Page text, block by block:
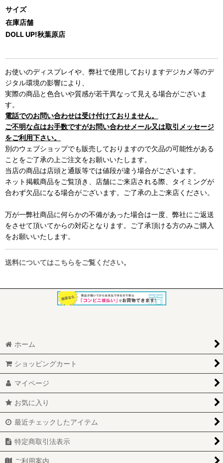
サイズ
在庫店舗
DOLL UP!秋葉原店
お使いのディスプレイや、弊社で使用しておりますデジカメ等のデ
ジタル環境の影響により、
実際の商品と色合いや質感が若干異なって見える場合がございま
す。
電話でのお問い合わせは受け付けておりません。
ご不明な点はお手数ですがお問い合わせメール又は取引メッセージ
をご利用下さい。
別のウェブショップでも販売しておりますので欠品の可能性がある
ことをご了承の上ご注文をお願いいたします。
当店の商品は店頭と通販等では値段が違う場合がございます。
ネット掲載商品をご覧頂き、店舗にご来店される際、タイミングが
合わず欠品になる場合がございます。ご了承の上ご来店ください。
万が一弊社商品に何らかの不備があった場合は一度、弊社にご返送
をさせて頂いてからの対応となります。ご了承頂ける方のみご購入
をお願いいたします。
送料についてはこちらをご覧ください。
ホーム
ショッピングカート
マイページ
お気に入り
最近チェックしたアイテム
特定商取引法表示
ご利用案内